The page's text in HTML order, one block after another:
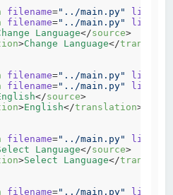
filename="../main.py" line
filename="../main.py" line
Language</source>
>Change Language</
filename="../main.py" line
filename="../main.py" line
</source>
>English</translation>
filename="../main.py" line
Language</source>
>Select Language</
filename="../main.py" line